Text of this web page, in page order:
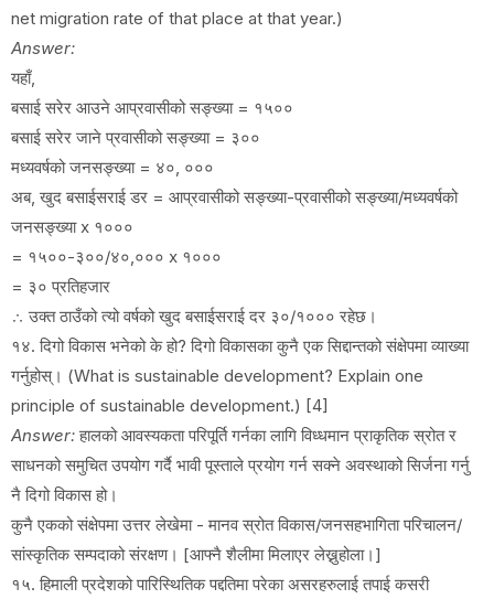
net migration rate of that place at that year.)
Answer:
यहाँ,
बसाई सरेर आउने आप्रवासीको सङ्ख्या = १५००
बसाई सरेर जाने प्रवासीको सङ्ख्या = ३००
मध्यवर्षको जनसङ्ख्या = ४०, ०००
अब, खुद बसाईसराई डर = आप्रवासीको सङ्ख्या-प्रवासीको सङ्ख्या/मध्यवर्षको
जनसङ्ख्या x १०००
= १५००-३००/४०,००० x १०००
= ३० प्रतिहजार
∴ उक्त ठाउँको त्यो वर्षको खुद बसाईसराई दर ३०/१००० रहेछ।
१४. दिगो विकास भनेको के हो? दिगो विकासका कुनै एक सिद्दान्तको संक्षेपमा व्याख्या
गर्नुहोस्। (What is sustainable development? Explain one
principle of sustainable development.) [4]
Answer:हालको आवस्यकता परिपूर्ति गर्नका लागि विध्धमान प्राकृतिक स्रोत र
साधनको समुचित उपयोग गर्दै भावी पूस्ताले प्रयोग गर्न सक्ने अवस्थाको सिर्जना गर्नु
नै दिगो विकास हो।
कुनै एकको संक्षेपमा उत्तर लेखेमा - मानव स्रोत विकास/जनसहभागिता परिचालन/
सांस्कृतिक सम्पदाको संरक्षण। [आफ्नै शैलीमा मिलाएर लेख्नुहोला।]
१५. हिमाली प्रदेशको पारिस्थितिक पद्दतिमा परेका असरहरुलाई तपाई कसरी